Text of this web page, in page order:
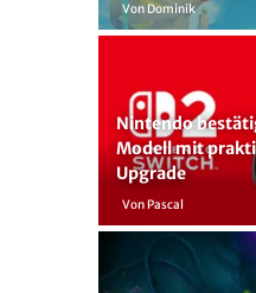
Von Dominik
Nintendo
Modell mit
Upgrade
Von Pascal